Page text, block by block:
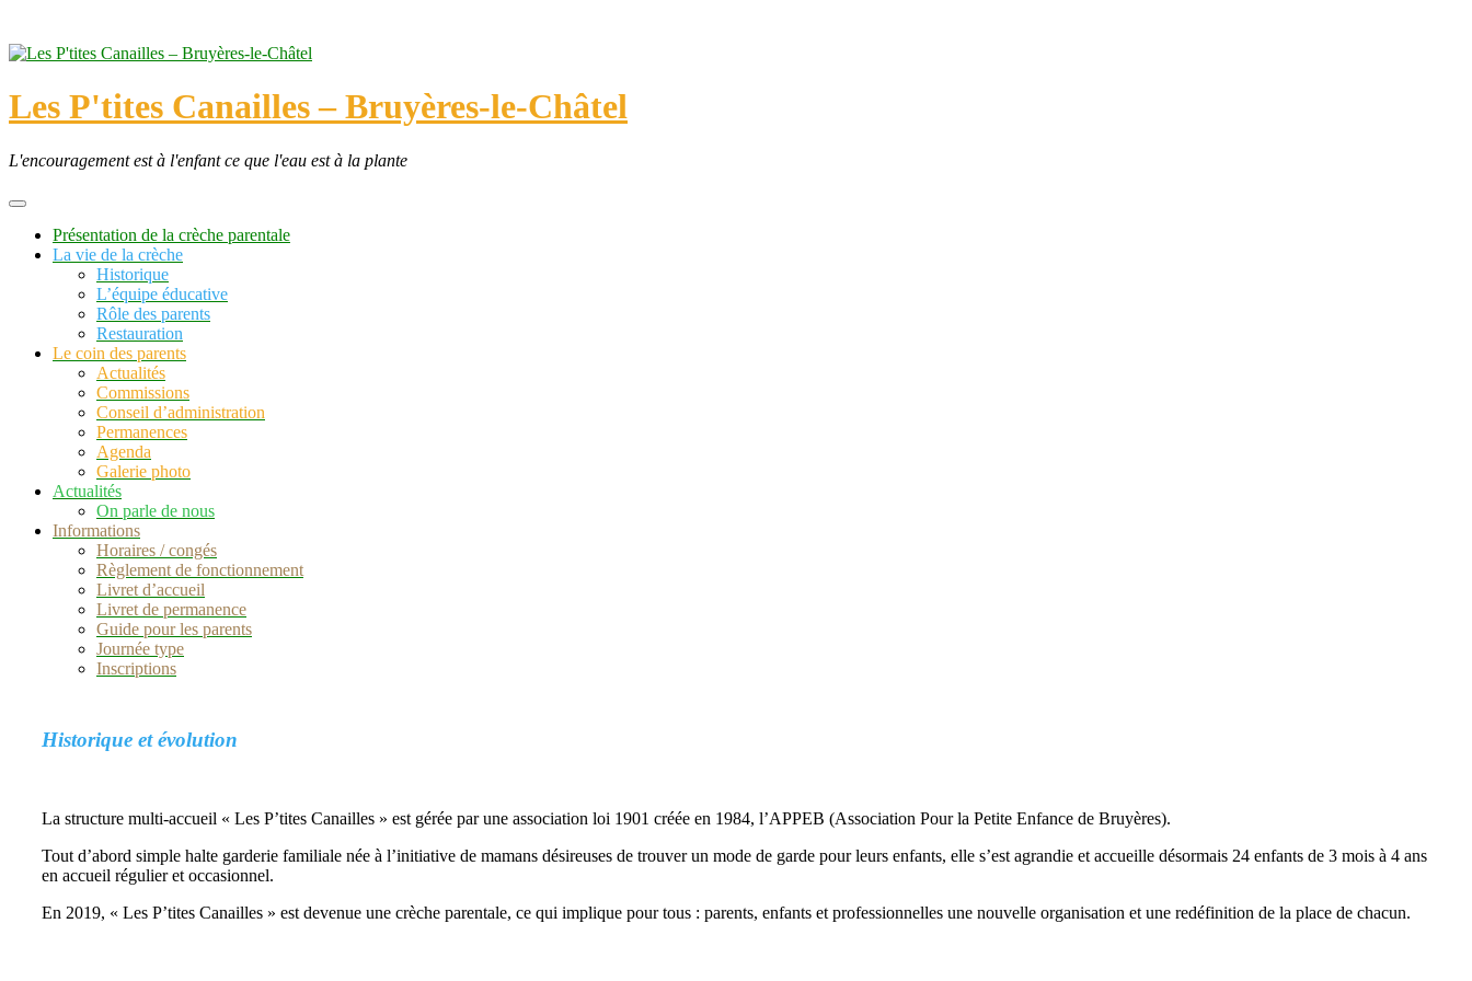
Skip
content
Les P'tites Canailles – Bruyères-le-Châtel
L'encouragement est à l'enfant ce que l'eau est à la plante
Présentation de la crèche parentale
La vie de la crèche
Historique
L’équipe éducative
Rôle des parents
Restauration
Le coin des parents
Actualités
Commissions
Conseil d’administration
Permanences
Agenda
Galerie photo
Actualités
On parle de nous
Informations
Horaires / congés
Règlement de fonctionnement
Livret d’accueil
Livret de permanence
Guide pour les parents
Journée type
Inscriptions
Historique et évolution
La structure multi-accueil « Les P’tites Canailles » est gérée par une association loi 1901 créée en 1984, l’APPEB (Association Pour la Petite Enfance de Bruyères).
Tout d’abord simple halte garderie familiale née à l’initiative de mamans désireuses de trouver un mode de garde pour leurs enfants, elle s’est agrandie et accueille désormais 24 enfants de 3 mois à 4 ans
en accueil régulier et occasionnel.
En 2019, « Les P’tites Canailles » est devenue une crèche parentale, ce qui implique pour tous : parents, enfants et professionnelles une nouvelle organisation et une redéfinition de la place de chacun.